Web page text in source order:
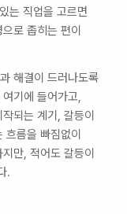
는 직업을 고르면
로 좁히는 편이
해결이 드러나도록
기에 들어가고,
되는 계기, 갈등이
름을 빠짐없이
만, 적어도 갈등이
.